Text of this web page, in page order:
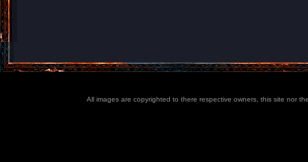
All images are copyrighted to there respective owners, this site nor